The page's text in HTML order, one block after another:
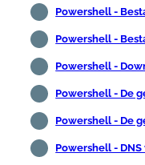
Powershell -
Powershell -
Powershell -
Powershell - De
Powershell - De
Powershell -